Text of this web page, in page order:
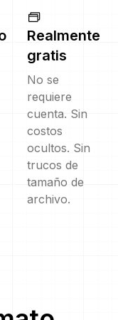
Realmente
gratis
No se
requiere
cuenta. Sin
costos
ocultos. Sin
trucos de
tamaño de
archivo.